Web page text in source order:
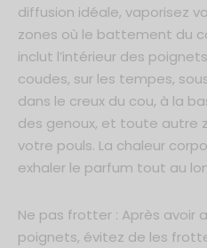
diffusion idéale, vaporisez
zones où le battement du
inclut l’intérieur des
coudes, sur les tempes,
dans le creux du cou, à la
des genoux, et toute autre
votre pouls. La chaleur
exhaler le parfum tout au
Ne pas frotter : Après avoir
poignets, évitez de les